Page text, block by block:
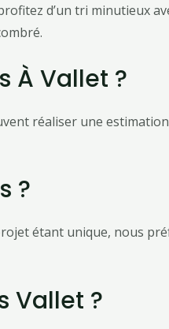
d’un tri minutieux
À Vallet ?
réaliser une
?
étant unique, nous
Vallet ?